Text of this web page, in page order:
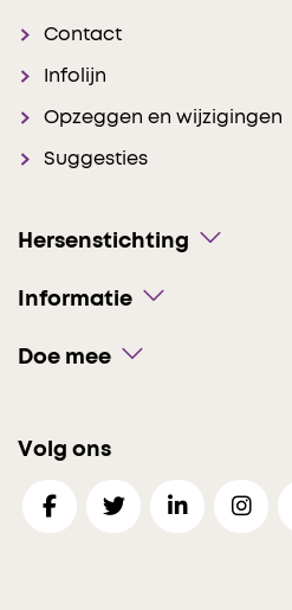
Contact
Infolijn
Opzeggen en wijzigingen
Suggesties
Hersenstichting
Informatie
Doe mee
Volg ons